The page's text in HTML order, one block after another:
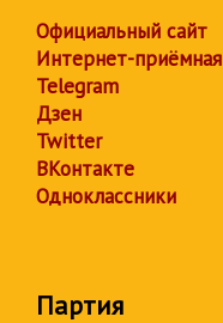
Официальный сайт
Интернет-приёмная
Telegram
Дзен
Twitter
ВКонтакте
Одноклассники
Партия